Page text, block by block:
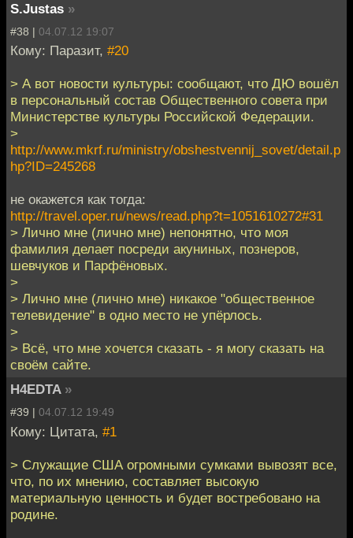
S.Justas »
#38 | 04.07.12 19:07
Кому: Паразит, #20
> А вот новости культуры: сообщают, что ДЮ вошёл
в персональный состав Общественного совета при
Министерстве культуры Российской Федерации.
>
http://www.mkrf.ru/ministry/obshestvennij_sovet/detail.p
hp?ID=245268
не окажется как тогда:
http://travel.oper.ru/news/read.php?t=1051610272#31
> Лично мне (лично мне) непонятно, что моя
фамилия делает посреди акуниных, познеров,
шевчуков и Парфёновых.
>
> Лично мне (лично мне) никакое "общественное
телевидение" в одно место не упёрлось.
>
> Всё, что мне хочется сказать - я могу сказать на
своём сайте.
H4EDTA »
#39 | 04.07.12 19:49
Кому: Цитата, #1
> Служащие США огромными сумками вывозят все,
что, по их мнению, составляет высокую
материальную ценность и будет востребовано на
родине.